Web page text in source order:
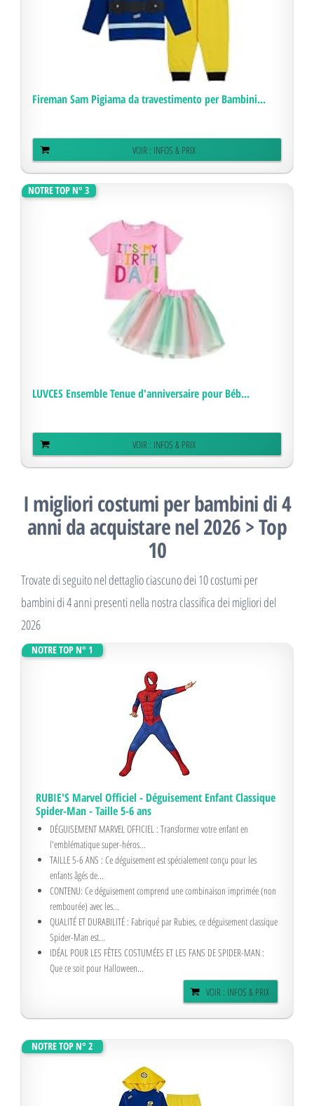
Fireman Sam Pigiama da travestimento per Bambini...
VOIR : INFOS & PRIX
NOTRE TOP N° 3
LUVCES Ensemble Tenue d'anniversaire pour Béb...
VOIR : INFOS & PRIX
I migliori costumi per bambini di 4
anni da acquistare nel 2026 > Top
10
Trovate di seguito nel dettaglio ciascuno dei 10 costumi per
bambini di 4 anni presenti nella nostra classifica dei migliori del
2026
NOTRE TOP N° 1
RUBIE'S Marvel Officiel - Déguisement Enfant Classique
Spider-Man - Taille 5-6 ans
DÉGUISEMENT MARVEL OFFICIEL : Transformez votre enfant en
l'emblématique super-héros...
TAILLE 5-6 ANS : Ce déguisement est spécialement conçu pour les
enfants âgés de...
CONTENU: Ce déguisement comprend une combinaison imprimée (non
rembourée) avec les...
QUALITÉ ET DURABILITÉ : Fabriqué par Rubies, ce déguisement classique
Spider-Man est...
IDÉAL POUR LES FÊTES COSTUMÉES ET LES FANS DE SPIDER-MAN :
Que ce soit pour Halloween...
VOIR : INFOS & PRIX
NOTRE TOP N° 2